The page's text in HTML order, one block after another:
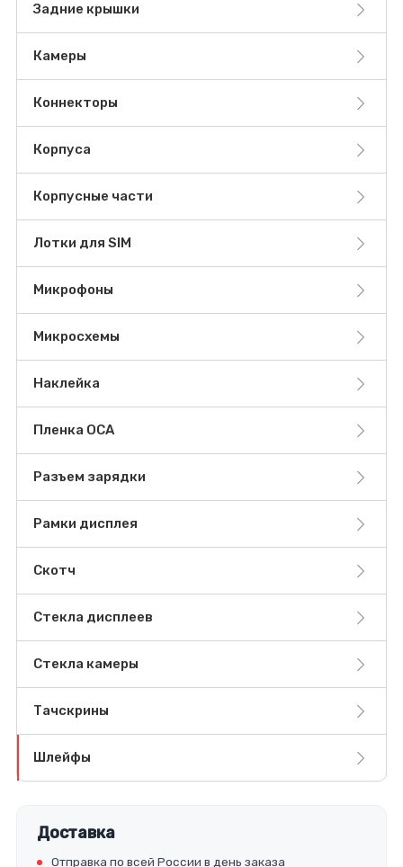
Задние крышки
Камеры
Коннекторы
Корпуса
Корпусные части
Лотки для SIM
Микрофоны
Микросхемы
Наклейка
Пленка OCA
Разъем зарядки
Рамки дисплея
Скотч
Стекла дисплеев
Стекла камеры
Тачскрины
Шлейфы
Доставка
Отправка по всей России в день заказа